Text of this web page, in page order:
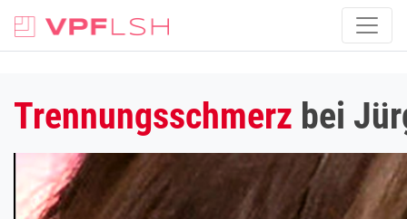
Trennungsschmerz bei